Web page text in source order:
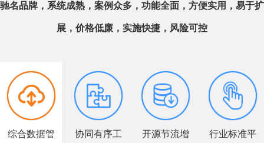
驰名品牌，系统成熟，案例众多，功能全面，方便实用，易于扩
展，价格低廉，实施快捷，风险可控
综合数据管
协同有序工
开源节流增
行业标准平